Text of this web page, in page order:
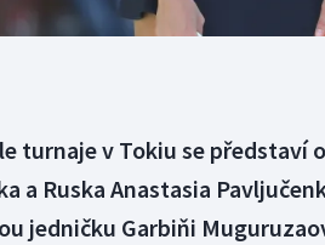
turnaje v Tokiu se představí
a Ruska Anastasia
jedničku Garbiňi